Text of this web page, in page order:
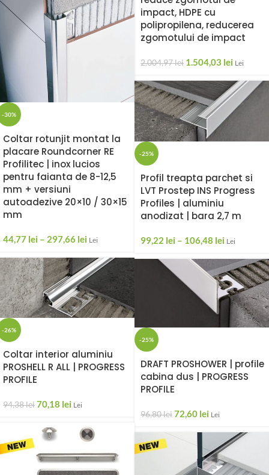
impact, HDPE cu
polipropilena, reducerea
zgomotului de impact
2.004,97lei 1.504,03 lei Lei
-30%
Coltar rotunjit montat la
placare Roundcorner RE
Profilitec | inox lucios
pentru faianta de 8-12,5
mm + versiuni
autoadezive 20×10 / 30×15
mm
44,77 lei – 297,66 lei Lei
-25%
Profil treapta parchet si
LVT Prostep INS Progress
Profiles | aluminiu
anodizat | bara 2,7 m
99,22 lei – 106,48 lei Lei
-26%
Coltar interior aluminiu
PROSHELL R ALL | PROGRESS
PROFILE
94,38lei70,18 lei Lei
-25%
DRAFT PROSHOWER | profile
cabina dus | PROGRESS
PROFILE
96,80lei72,60 lei Lei